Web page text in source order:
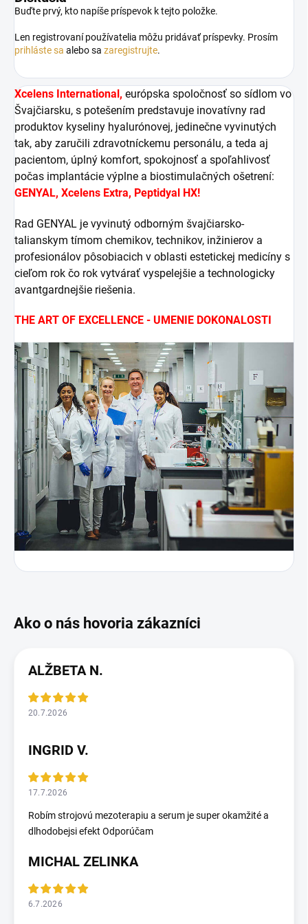
Buďte prvý, kto napíše príspevok k tejto položke.
Len registrovaní používatelia môžu pridávať príspevky. Prosím
prihláste sa alebo sa zaregistrujte.
Xcelens International, európska spoločnosť so sídlom vo
Švajčiarsku, s potešením predstavuje inovatívny rad
produktov kyseliny hyalurónovej, jedinečne vyvinutých
tak, aby zaručili zdravotníckemu personálu, a teda aj
pacientom, úplný komfort, spokojnosť a spoľahlivosť
počas implantácie výplne a biostimulačných ošetrení:
GENYAL, Xcelens Extra, Peptidyal HX!
Rad GENYAL je vyvinutý odborným švajčiarsko-
talianskym tímom chemikov, technikov, inžinierov a
profesionálov pôsobiacich v oblasti estetickej medicíny s
cieľom rok čo rok vytvárať vyspelejšie a technologicky
avantgardnejšie riešenia.
THE ART OF EXCELLENCE - UMENIE DOKONALOSTI
ALŽBETA N.
20.7.2026
INGRID V.
17.7.2026
Robím strojovú mezoterapiu a serum je super okamžité a
dlhodobejsi efekt Odporúčam
MICHAL ZELINKA
6.7.2026